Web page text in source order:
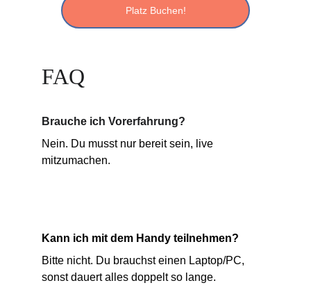
Platz Buchen!
FAQ
Brauche ich Vorerfahrung?
Nein. Du musst nur bereit sein, live
mitzumachen.
Kann ich mit dem Handy teilnehmen?
Bitte nicht. Du brauchst einen Laptop/PC,
sonst dauert alles doppelt so lange.